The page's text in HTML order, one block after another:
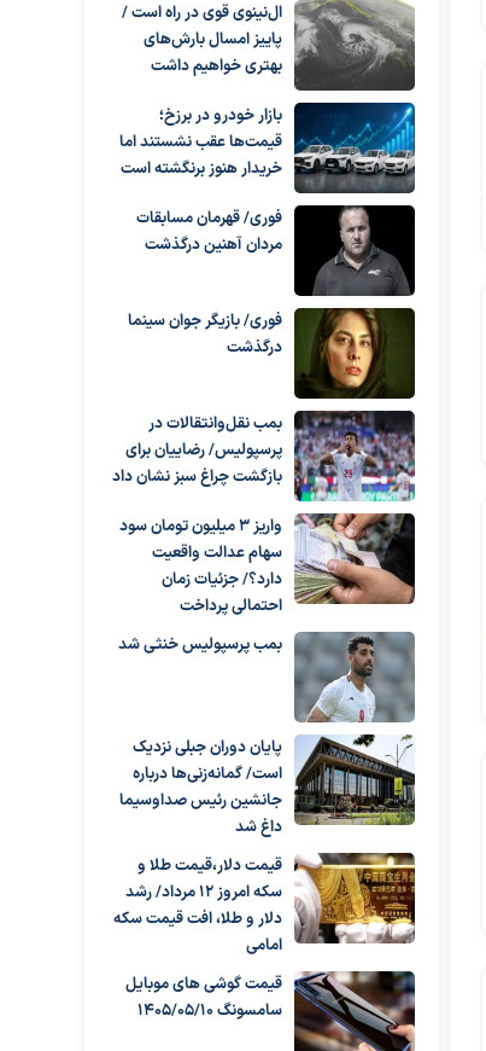
ال‌نینوی قوی در راه است /
پاییز امسال بارش‌های
بهتری خواهیم داشت
بازار خودرو در برزخ؛
قیمت‌ها عقب نشستند اما
خریدار هنوز برنگشته است
فوری/ قهرمان مسابقات
مردان آهنین درگذشت
فوری/ بازیگر جوان سینما
درگذشت
بمب نقل‌وانتقالات در
پرسپولیس/ رضاییان برای
بازگشت چراغ سبز نشان داد
واریز ۳ میلیون تومان سود
سهام عدالت واقعیت
دارد؟/ جزئیات زمان
احتمالی پرداخت
بمب پرسپولیس خنثی شد
پایان دوران جبلی نزدیک
است/ گمانه‌زنی‌ها درباره
جانشین رئیس صداوسیما
داغ شد
قیمت دلار،قیمت طلا و
سکه امروز ۱۲ مرداد/ رشد
دلار و طلا، افت قیمت سکه
امامی
قیمت گوشی های موبایل
سامسونگ 1405/05/10